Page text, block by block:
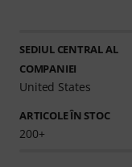
SEDIUL CENTRAL AL
COMPANIEI
United States
ARTICOLE ÎN STOC
200+